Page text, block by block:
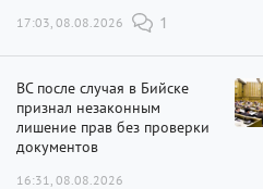
17:03, 08.08.2026 1
ВС после случая в Бийске
признал незаконным
лишение прав без проверки
документов
16:31, 08.08.2026